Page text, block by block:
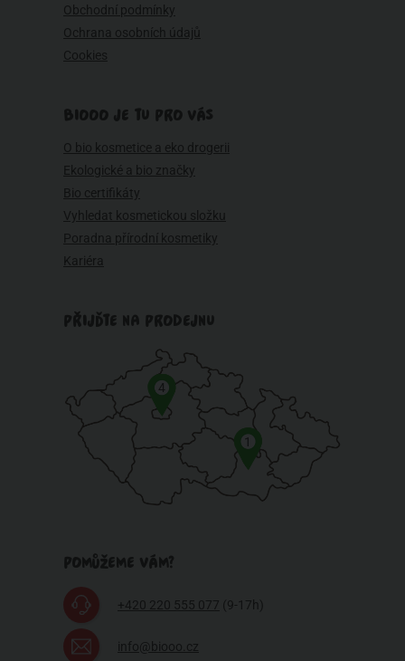
Obchodní podmínky
Ochrana osobních údajů
Cookies
BIOOO JE TU PRO VÁS
O bio kosmetice a eko drogerii
Ekologické a bio značky
Bio certifikáty
Vyhledat kosmetickou složku
Poradna přírodní kosmetiky
Kariéra
PŘIJĎTE NA PRODEJNU
1
4
POMŮŽEME VÁM?
+420 220 555 077 (9-17h)
info@biooo.cz